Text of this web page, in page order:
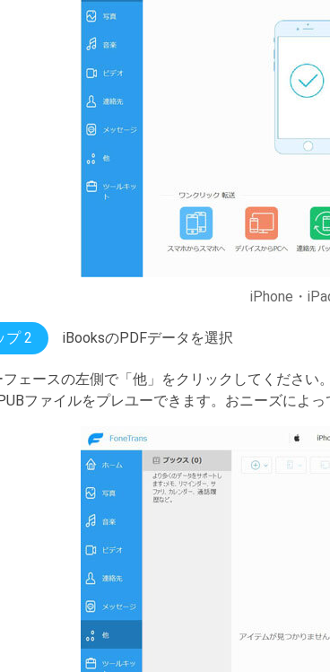
iPhone・
プ 2 iBooksのPDFデータを選択
フェースの左側で「他」をクリックしてくださ
ファイルをプレユーできます。おニーズによ